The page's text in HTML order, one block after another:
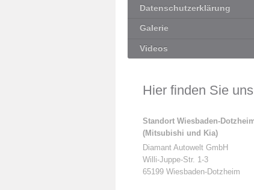
Datenschutzerklärung
Galerie
Videos
Hier finden Sie uns
Standort Wiesbaden-
(Mitsubishi und Kia)
Diamant Autowelt GmbH
Willi-Juppe-Str. 1-3
65199 Wiesbaden-Dotzheim